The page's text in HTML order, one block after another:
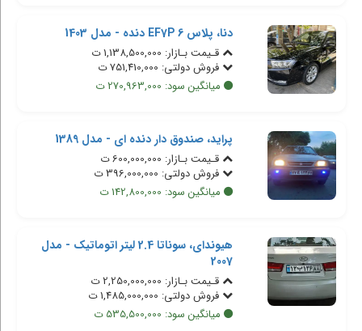
دنا، پلاس EF7P 6 دنده - مدل 1403
قـیمت بـازار: 1,138,500,000 ت
فروش دولتی: 751,410,000 ت
میانگین سود: 270,963,000 ت
پراید، صندوق دار دنده ای - مدل 1389
قـیمت بـازار: 600,000,000 ت
فروش دولتی: 396,000,000 ت
میانگین سود: 142,800,000 ت
هیوندای، سوناتا 2.4 لیتر اتوماتیک - مدل
2007
قـیمت بـازار: 2,250,000,000 ت
فروش دولتی: 1,485,000,000 ت
میانگین سود: 535,500,000 ت